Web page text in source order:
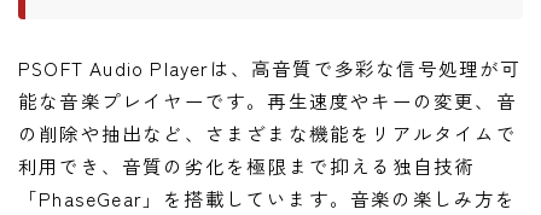
PSOFT Audio Playerは、高音質で多彩な信号処理が可
能な音楽プレイヤーです。再生速度やキーの変更、音
の削除や抽出など、さまざまな機能をリアルタイムで
利用でき、音質の劣化を極限まで抑える独自技術
「PhaseGear」を搭載しています。音楽の楽しみ方を